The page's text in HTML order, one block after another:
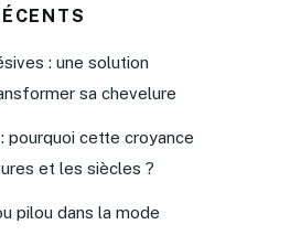
: une solution
sa chevelure
pourquoi cette croyance
et les siècles ?
pilou dans la mode